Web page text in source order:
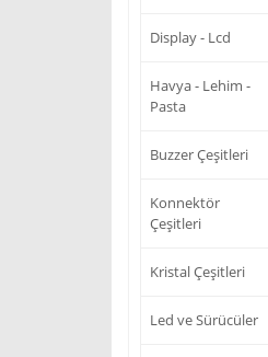
Display - Lcd
Havya - Lehim -
Pasta
Buzzer Çeşitleri
Konnektör
Çeşitleri
Kristal Çeşitleri
Led ve Sürücüler